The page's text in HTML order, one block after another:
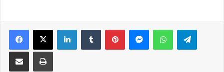
Facebook
X LinkedInTumblr PinterestMessengerWhatsApp
Share via Email Print